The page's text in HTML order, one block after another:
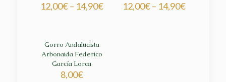
12,00€– 14,90€ 12,00€– 14,90€
Gorro Andalucista
Arbonaida Federico
García Lorca
8,00€